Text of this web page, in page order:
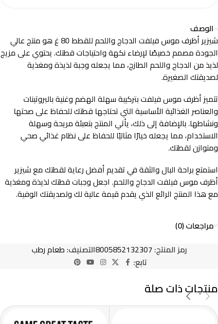
الوصف
شيزير أظرف موس فيلفت الدجاج واللحم للقطط 80 غ هو منتج عالي
الجودة مصمم خصيصًا لإرضاء نكهة واحتياجات قطتك. يحتوي على مزيج
لذيذ من الدجاج واللحم الطازج، مما يجعله وجبة لذيذة ومغذية
لصديقتك الصغيرة.
تتميز أظرف موس فيلفت بتركيبة سهلة الهضم وغنية بالبروتينات
والعناصر الغذائية الأساسية التي تحتاجها قطتك للحفاظ على صحتها
ونشاطها. بالإضافة إلى ذلك، يأتي المنتج بتعبئة مريحة وسهلة
الاستخدام، مما يجعله خيارًا مثاليًا للحفاظ على نظام غذائي صحي
ومتوازن لقطتك.
استمتع براحة البال والثقة في تقديم أفضل رعاية لقطتك مع شيزير
أظرف موس فيلفت الدجاج واللحم. اجعل وجبات قطتك لذيذة ومغذية
مع هذا المنتج الرائع الذي يقدم قيمة عالية لك ولصديقتك الوفية.
مراجعات (0)
رمز المنتج: 8005852132307التصنيف: طعام رطب
تابع:
منتجات ذات صلة